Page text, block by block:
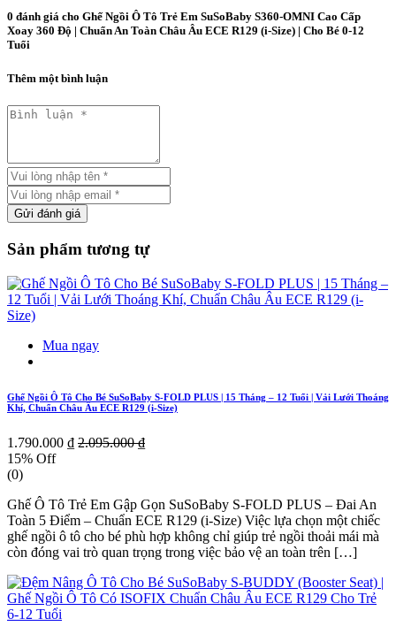
0 đánh giá cho Ghế Ngồi Ô Tô Trẻ Em SuSoBaby S360-OMNI Cao Cấp
Xoay 360 Độ | Chuẩn An Toàn Châu Âu ECE R129 (i-Size) | Cho Bé 0-12
Tuổi
Thêm một bình luận
Gửi đánh giá
Sản phẩm tương tự
Mua ngay
Ghế Ngồi Ô Tô Cho Bé SuSoBaby S-FOLD PLUS | 15 Tháng – 12 Tuổi | Vải Lưới Thoáng
Khí, Chuẩn Châu Âu ECE R129 (i-Size)
1.790.000 ₫ 2.095.000 ₫
15% Off
(0)
Ghế Ô Tô Trẻ Em Gập Gọn SuSoBaby S-FOLD PLUS – Đai An
Toàn 5 Điểm – Chuẩn ECE R129 (i-Size) Việc lựa chọn một chiếc
ghế ngồi ô tô cho bé phù hợp không chỉ giúp trẻ ngồi thoải mái mà
còn đóng vai trò quan trọng trong việc bảo vệ an toàn trên […]